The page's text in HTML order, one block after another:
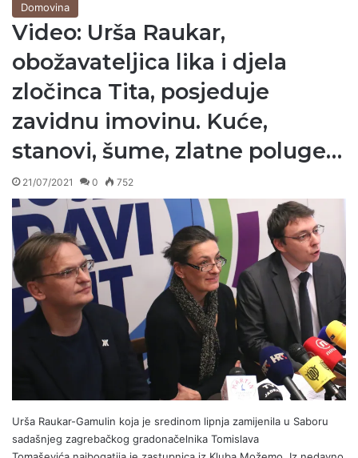
Domovina
Video: Urša Raukar,
obožavateljica lika i djela
zločinca Tita, posjeduje
zavidnu imovinu. Kuće,
stanovi, šume, zlatne poluge…
21/07/2021 0 752
Urša Raukar-Gamulin koja je sredinom lipnja zamijenila u Saboru
sadašnjeg zagrebačkog gradonačelnika Tomislava